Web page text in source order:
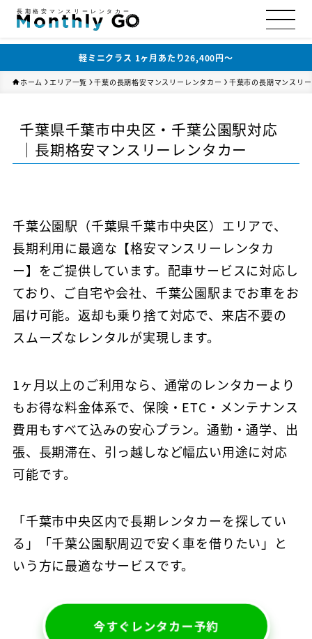
長期格安マンスリーレンタカー
軽ミニクラス 1ヶ月あたり26,400円〜
ホーム エリア一覧 千葉の長期格安マンスリーレンタカー 千葉市の長期マンスリ
千葉県千葉市中央区・千葉公園駅対応
｜長期格安マンスリーレンタカー
千葉公園駅（千葉県千葉市中央区）エリアで、
長期利用に最適な【格安マンスリーレンタカ
ー】をご提供しています。配車サービスに対応し
ており、ご自宅や会社、千葉公園駅までお車をお
届け可能。返却も乗り捨て対応で、来店不要の
スムーズなレンタルが実現します。
1ヶ月以上のご利用なら、通常のレンタカーより
もお得な料金体系で、保険・ETC・メンテナンス
費用もすべて込みの安心プラン。通勤・通学、出
張、長期滞在、引っ越しなど幅広い用途に対応
可能です。
「千葉市中央区内で長期レンタカーを探してい
る」「千葉公園駅周辺で安く車を借りたい」と
いう方に最適なサービスです。
今すぐレンタカー予約